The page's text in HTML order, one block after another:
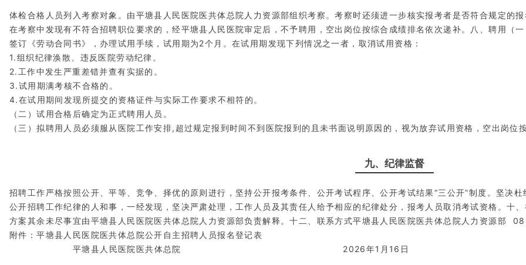
体检合格人员列入考察对象。由平塘县人民医院医共体总院人力资源部组织考察。考察时还须进一步核实报考者是否符合规定的
在考察中发现有不符合招聘职位要求的，经平塘县人民医院审定后，不予聘用，空出岗位按综合成绩排名依次递补。八、聘用（
签订《劳动合同书》，办理试用手续，试用期为2个月。在试用期发现下列情况之一者，取消试用资格：
1.组织纪律涣散、违反医院劳动纪律。
2.工作中发生严重差错并查有实据的。
3.试用期满考核不合格的。
4.在试用期间发现所提交的资格证件与实际工作要求不相符的。
（二）试用合格后确定为正式聘用人员。
（三）拟聘用人员必须服从医院工作安排,超过规定报到时间不到医院报到的且未书面说明原因的，视为放弃试用资格，空出岗位
九、纪律监督
招聘工作严格按照公开、平等、竞争、择优的原则进行，坚持公开报考条件、公开考试程序、公开考试结果“三公开”制度。坚决
公开招聘工作纪律的人和事，一经发现，坚决严肃处理，工作人员及其责任人给予相应的纪律处分，报考人员取消考试资格。十
方案其余未尽事宜由平塘县人民医院医共体总院人力资源部负责解释。十二、联系方式平塘县人民医院医共体总院人力资源部
附件：平塘县人民医院医共体总院公开自主招聘人员报名登记表
平塘县人民医院医共体总院 2026年1月16日